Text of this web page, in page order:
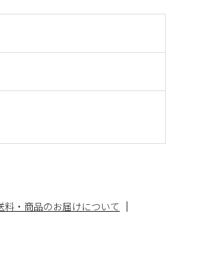
料・商品のお届けについて